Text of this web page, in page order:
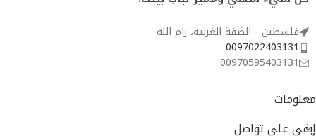
فلسطين - الضفة الغربية، رام الله
0097022403131
00970595403131
معلومات
إبقى على تواصل